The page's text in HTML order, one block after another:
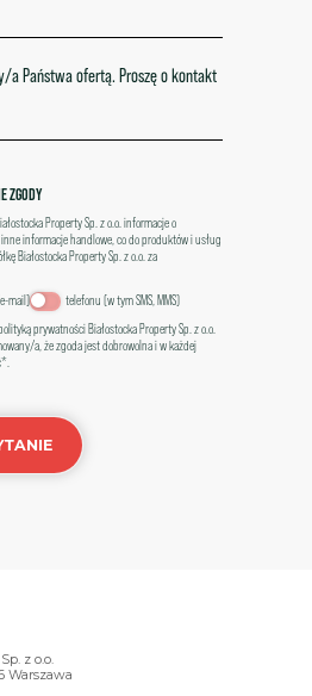
ZGODY
Property Sp. z o.o. informacje o
informacje handlowe, co do produktów i usług
Białostocka Property Sp. z o.o. za
mail)
telefonu (w tym SMS, MMS)
prywatności Białostocka Property Sp. z o.o.
a, że zgoda jest dobrowolna i w każdej
z o.o.
Warszawa